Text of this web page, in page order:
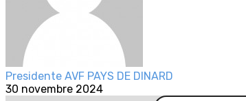
Presidente AVF PAYS DE DINARD
30 novembre 2024